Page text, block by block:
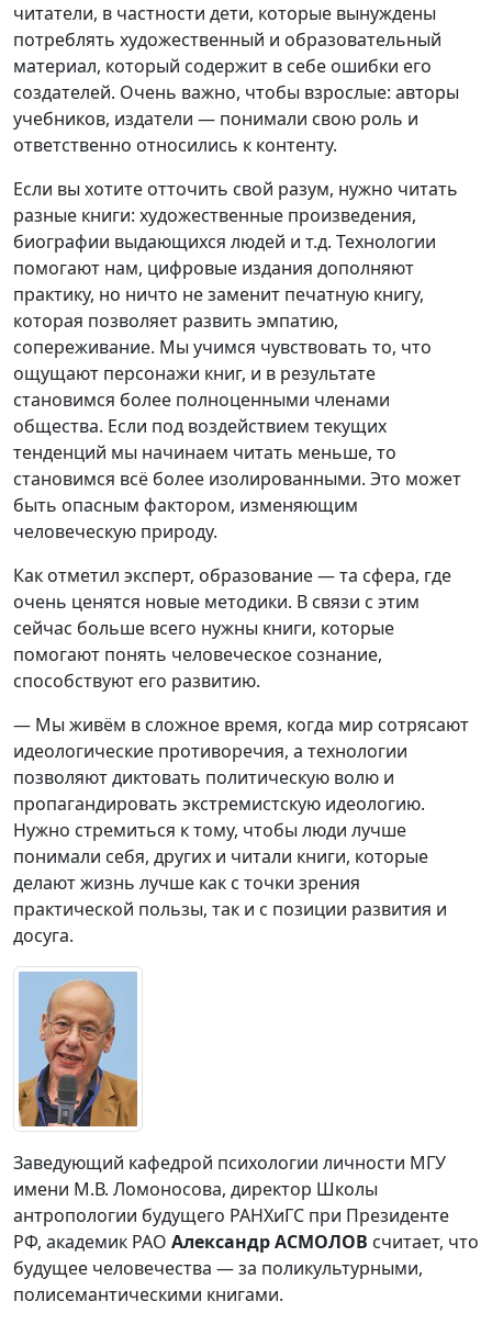
читатели, в частности дети, которые вынуждены
потреблять художественный и образовательный
материал, который содержит в себе ошибки его
создателей. Очень важно, чтобы взрослые: авторы
учебников, издатели — понимали свою роль и
ответственно относились к контенту.
Если вы хотите отточить свой разум, нужно читать
разные книги: художественные произведения,
биографии выдающихся людей и т.д. Технологии
помогают нам, цифровые издания дополняют
практику, но ничто не заменит печатную книгу,
которая позволяет развить эмпатию,
сопереживание. Мы учимся чувствовать то, что
ощущают персонажи книг, и в результате
становимся более полноценными членами
общества. Если под воздействием текущих
тенденций мы начинаем читать меньше, то
становимся всё более изолированными. Это может
быть опасным фактором, изменяющим
человеческую природу.
Как отметил эксперт, образование — та сфера, где
очень ценятся новые методики. В связи с этим
сейчас больше всего нужны книги, которые
помогают понять человеческое сознание,
способствуют его развитию.
— Мы живём в сложное время, когда мир сотрясают
идеологические противоречия, а технологии
позволяют диктовать политическую волю и
пропагандировать экстремистскую идеологию.
Нужно стремиться к тому, чтобы люди лучше
понимали себя, других и читали книги, которые
делают жизнь лучше как с точки зрения
практической пользы, так и с позиции развития и
досуга.
Заведующий кафедрой психологии личности МГУ
имени М.В. Ломоносова, директор Школы
антропологии будущего РАНХиГС при Президенте
РФ, академик РАО Александр АСМОЛОВ считает, что
будущее человечества — за поликультурными,
полисемантическими книгами.